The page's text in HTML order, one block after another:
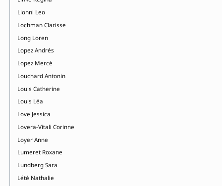
Lionni Leo
Lochman Clarisse
Long Loren
Lopez Andrés
Lopez Mercè
Louchard Antonin
Louis Catherine
Louis Léa
Love Jessica
Lovera-Vitali Corinne
Loyer Anne
Lumeret Roxane
Lundberg Sara
Lété Nathalie